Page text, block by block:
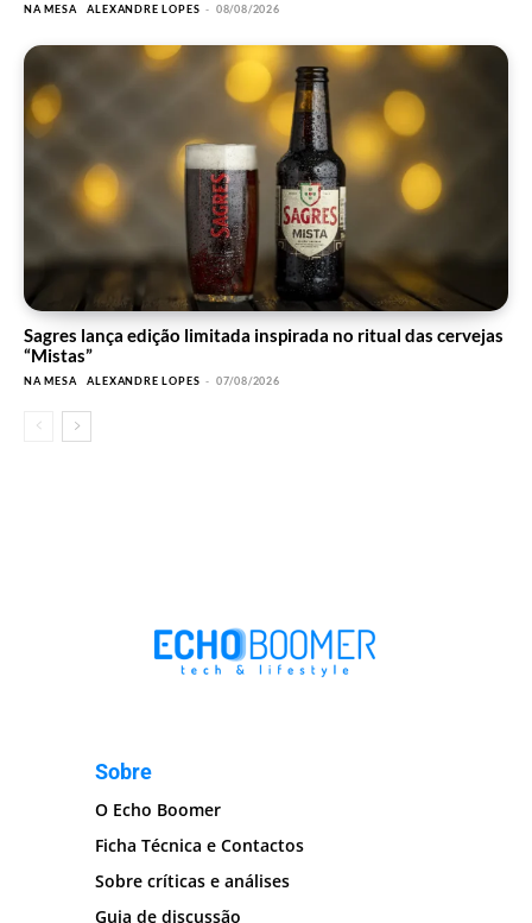
NA MESA ALEXANDRE LOPES - 08/08/2026
Sagres lança edição limitada inspirada no ritual das cervejas
“Mistas”
NA MESA ALEXANDRE LOPES - 07/08/2026
Sobre
O Echo Boomer
Ficha Técnica e Contactos
Sobre críticas e análises
Guia de discussão